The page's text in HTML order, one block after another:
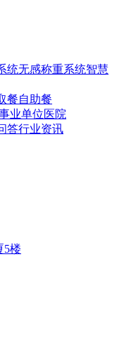
统无感称重系统智慧
餐自助餐
业单位医院
答行业资讯
5楼